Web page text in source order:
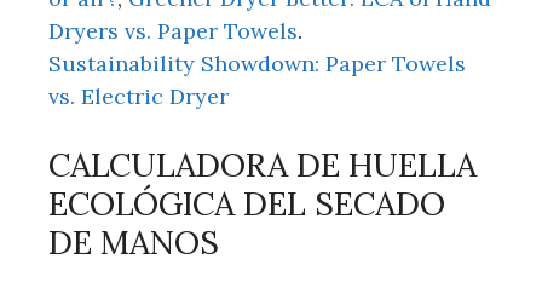
Dryers vs. Paper Towels.
Sustainability Showdown: Paper Towels
vs. Electric Dryer
CALCULADORA DE HUELLA
ECOLÓGICA DEL SECADO
DE MANOS